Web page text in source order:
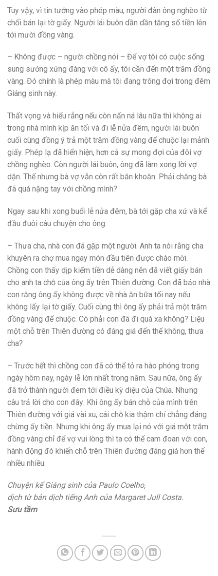
Tuy vậy, vì tin tưởng vào phép màu, người đàn ông nghèo từ
chối bán lại tờ giấy. Người lái buôn dần dần tăng số tiền lên
tới mười đồng vàng.
– Không được – người chồng nói – Để vợ tôi có cuộc sống
sung sướng xứng đáng với cô ấy, tôi cần đến một trăm đồng
vàng. Đó chính là phép màu mà tôi đang trông đợi trong đêm
Giáng sinh này.
Thất vọng và hiểu rẳng nếu còn nấn ná lâu nữa thì không ai
trong nhà mình kịp ăn tối và đi lễ nửa đêm, người lái buôn
cuối cùng đồng ý trả một trăm đồng vàng để chuộc lại mảnh
giấy. Phép lạ đã hiển hiện, hơn cả sự mong đợi của đôi vợ
chồng nghèo. Còn người lái buôn, ông đã làm xong lời vợ
dặn. Thế nhưng bà vợ vẫn còn rất băn khoăn. Phải chăng bà
đã quá nặng tay với chồng mình?
Ngay sau khi xong buổi lễ nửa đêm, bà tới gặp cha xứ và kể
đầu đuôi câu chuyện cho ông.
– Thưa cha, nhà con đã gặp một người. Anh ta nói rằng cha
khuyên ra chợ mua ngay món đầu tiên được chào mời.
Chồng con thấy dịp kiếm tiền dễ dàng nên đã viết giấy bán
cho anh ta chỗ của ông ấy trên Thiên đường. Con đã bảo nhà
con rằng ông ấy không được về nhà ăn bữa tối nay nếu
không lấy lại tờ giấy. Cuối cùng thì ông ấy phải trả một trăm
đồng vàng để chuộc. Có phải con đã đi quá xa không? Liệu
một chỗ trên Thiên đường có đáng giá đến thế không, thưa
cha?
– Trước hết thì chồng con đã có thể tỏ ra hào phóng trong
ngày hôm nay, ngày lễ lớn nhất trong năm. Sau nữa, ông ấy
đã trở thành người đem tới điều kỳ diệu của Chúa. Nhưng
câu trả lời cho con đây: Khi ông ấy bán chỗ của mình trên
Thiên đường với giá vài xu, cái chỗ kia thậm chí chẳng đáng
chừng ấy tiền. Nhưng khi ông ấy mua lại nó với giá một trăm
đồng vàng chỉ để vợ vui lòng thì ta có thể cam đoan với con,
hành động đó khiến chỗ trên Thiên đường đáng giá hơn thế
nhiều nhiều.
Chuyện kể Giáng sinh của Paulo Coelho,
dịch từ bản dịch tiếng Anh của Margaret Jull Costa.
Sưu tầm